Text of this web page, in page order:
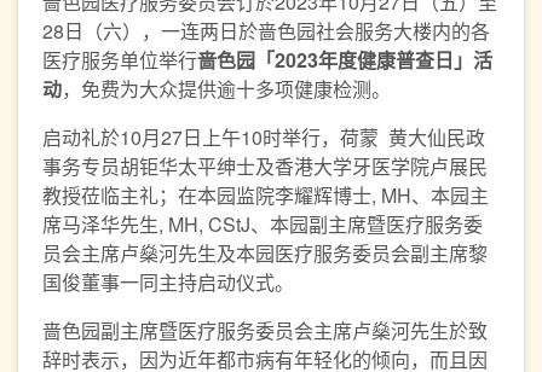
28日（六），一连两日於啬色园社会服务大楼内的各
医疗服务单位举行啬色园 「2023年度健康普查日」活
动，免费为大众提供逾十多项健康检测。
启动礼於10月27日上午10时举行，荷蒙 黄大仙民政
事务专员胡钜华太平绅士及香港大学牙医学院卢展民
教授莅临主礼；在本园监院李耀辉博士, MH、本园主
席马泽华先生, MH, CStJ、本园副主席暨医疗服务委
员会主席卢燊河先生及本园医疗服务委员会副主席黎
国俊董事一同主持启动仪式。
啬色园副主席暨医疗服务委员会主席卢燊河先生於致
辞时表示，因为近年都市病有年轻化的倾向，而且因